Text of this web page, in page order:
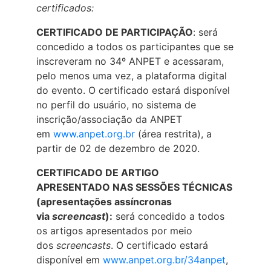
certificados:
CERTIFICADO DE PARTICIPAÇÃO: será
concedido a todos os participantes que se
inscreveram no 34º ANPET e acessaram,
pelo menos uma vez, a plataforma digital
do evento. O certificado estará disponível
no perfil do usuário, no sistema de
inscrição/associação da ANPET
em www.anpet.org.br (área restrita), a
partir de 02 de dezembro de 2020.
CERTIFICADO DE ARTIGO
APRESENTADO NAS SESSÕES TÉCNICAS
(apresentações assíncronas
via screencast): será concedido a todos
os artigos apresentados por meio
dos screencasts. O certificado estará
disponível em www.anpet.org.br/34anpet,